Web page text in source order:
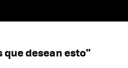
desean esto"